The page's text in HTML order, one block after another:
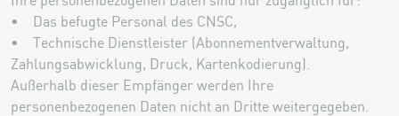
• Das befugte Personal des CNSC,
• Technische Dienstleister (Abonnementverwaltung,
Zahlungsabwicklung, Druck, Kartenkodierung).
Außerhalb dieser Empfänger werden Ihre
personenbezogenen Daten nicht an Dritte weitergegeben.